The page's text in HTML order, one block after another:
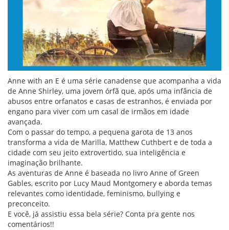
Anne with an E é uma série canadense que acompanha a vida
de Anne Shirley, uma jovem órfã que, após uma infância de
abusos entre orfanatos e casas de estranhos, é enviada por
engano para viver com um casal de irmãos em idade
avançada.
Com o passar do tempo, a pequena garota de 13 anos
transforma a vida de Marilla, Matthew Cuthbert e de toda a
cidade com seu jeito extrovertido, sua inteligência e
imaginação brilhante.
As aventuras de Anne é baseada no livro Anne of Green
Gables, escrito por Lucy Maud Montgomery e aborda temas
relevantes como identidade, feminismo, bullying e
preconceito.
E você, já assistiu essa bela série? Conta pra gente nos
comentários!!